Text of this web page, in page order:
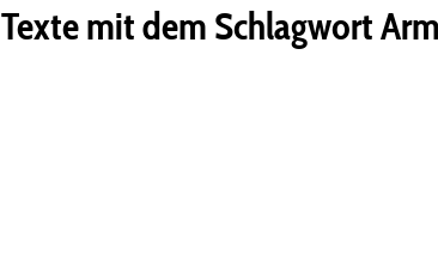
Texte mit dem Schlagwort